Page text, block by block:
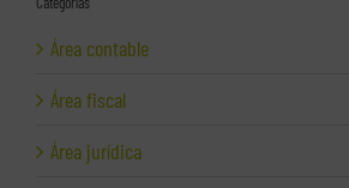
Área contable
Área fiscal
Área jurídica